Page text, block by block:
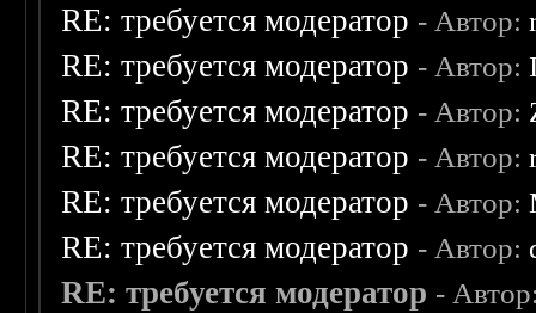
RE: требуется модератор - Автор:
RE: требуется модератор - Автор:
RE: требуется модератор - Автор:
RE: требуется модератор - Автор:
RE: требуется модератор - Автор:
RE: требуется модератор - Автор:
RE: требуется модератор -